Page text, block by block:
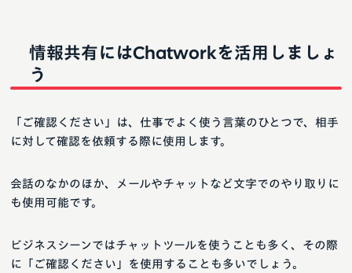
情報共有にはChatworkを活用しましょ
う
「ご確認ください」は、仕事でよく使う言葉のひとつで、相手
に対して確認を依頼する際に使用します。
会話のなかのほか、メールやチャットなど文字でのやり取りに
も使用可能です。
ビジネスシーンではチャットツールを使うことも多く、その際
に「ご確認ください」を使用することも多いでしょう。